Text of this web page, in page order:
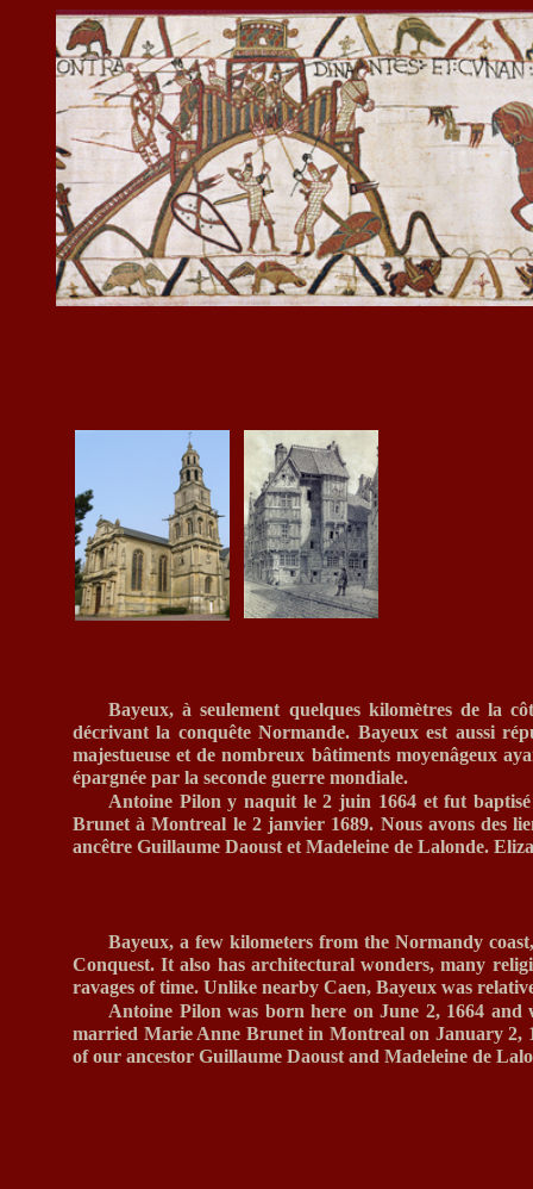
Bayeux, à seulement quelques kilomètres de la
décrivant la conquête Normande. Bayeux est aussi
majestueuse et de nombreux bâtiments moyenâgeux
épargnée par la seconde guerre mondiale.
Antoine Pilon y naquit le 2 juin 1664 et fut
Brunet à Montreal le 2 janvier 1689. Nous avons des
ancêtre Guillaume Daoust et Madeleine de Lalonde.
Bayeux, a few kilometers from the Normandy
Conquest. It also has architectural wonders, many
ravages of time. Unlike nearby Caen, Bayeux was
Antoine Pilon was born here on June 2, 1664
married Marie Anne Brunet in Montreal on January 2,
of our ancestor Guillaume Daoust and Madeleine de